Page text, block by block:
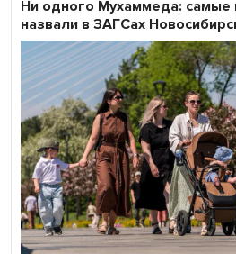
Ни одного Мухаммеда:
назвали в ЗАГСах